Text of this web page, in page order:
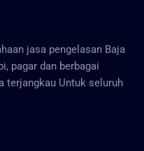
jasa pengelasan Baja
pagar dan berbagai
terjangkau Untuk seluruh